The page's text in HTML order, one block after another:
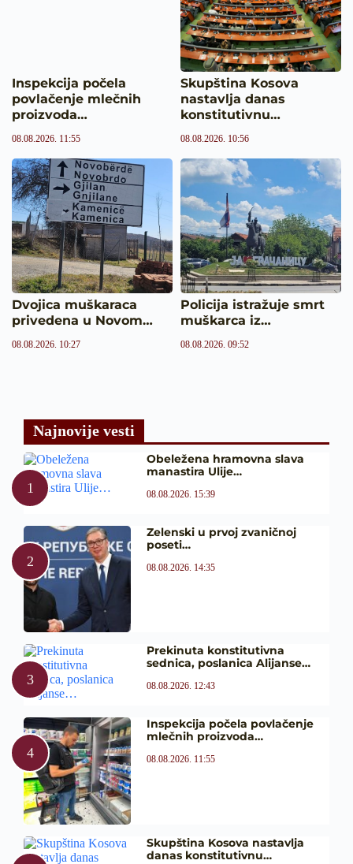
Inspekcija počela
povlačenje mlečnih
proizvoda…
08.08.2026. 11:55
Skupština Kosova
nastavlja danas
konstitutivnu…
08.08.2026. 10:56
Dvojica muškaraca
privedena u Novom…
08.08.2026. 10:27
Policija istražuje smrt
muškarca iz…
08.08.2026. 09:52
Najnovije vesti
Obeležena hramovna slava
manastira Ulije…
08.08.2026. 15:39
Zelenski u prvoj zvaničnoj
poseti…
08.08.2026. 14:35
Prekinuta konstitutivna
sednica, poslanica Alijanse…
08.08.2026. 12:43
Inspekcija počela povlačenje
mlečnih proizvoda…
08.08.2026. 11:55
Skupština Kosova nastavlja
danas konstitutivnu…